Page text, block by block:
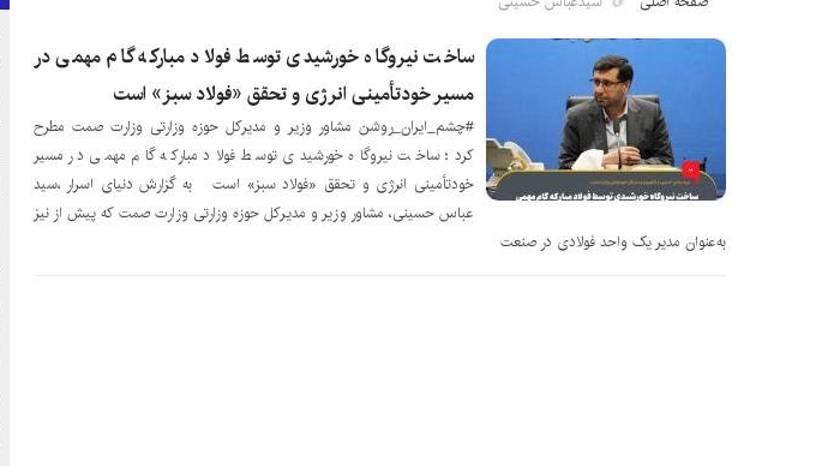
ساخت نیروگاه خورشیدی توسط فولاد مبارکه گام مهمی در
مسیر خودتأمینی انرژی و تحقق «فولاد سبز» است
#چشم_ایران_روشن مشاور وزیر و مدیرکل حوزه وزارتی وزارت صمت مطرح
کرد؛ ساخت نیروگاه خورشیدی توسط فولاد مبارکه گام مهمی در مسیر
خودتأمینی انرژی و تحقق «فولاد سبز» است به گزارش دنیای اسرار ،سید
عباس حسینی، مشاور وزیر و مدیرکل حوزه وزارتی وزارت صمت که پیش از نیز
به‌عنوان مدیر یک واحد فولادی در صنعت